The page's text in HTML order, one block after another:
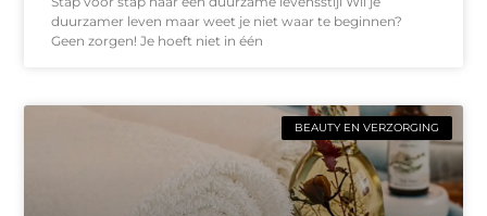
duurzamer leven maar weet je niet waar te beginnen?
Geen zorgen! Je hoeft niet in één
BEAUTY EN VERZORGING